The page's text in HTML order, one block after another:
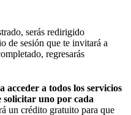
serás redirigido
de sesión que te invitará a
regresarás
acceder a todos los servicios
solicitar uno por cada
un crédito gratuito para que